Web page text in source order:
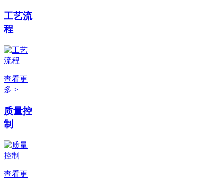
工艺流
程
查看更
多 >
质量控
制
查看更